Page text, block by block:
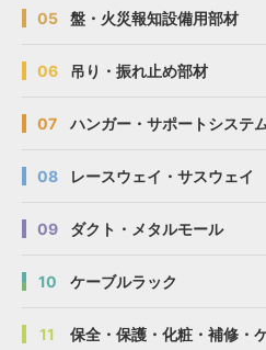
05 盤・火災報知設備用部材
06 吊り・振れ止め部材
07 ハンガー・サポートシステ
08 レースウェイ・サスウェイ
09 ダクト・メタルモール
10 ケーブルラック
11 保全・保護・化粧・補修・